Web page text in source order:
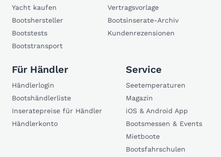
Yacht kaufen
Bootshersteller
Bootstests
Bootstransport
Vertragsvorlage
Bootsinserate-Archiv
Kundenrezensionen
Für Händler
Händlerlogin
Bootshändlerliste
Inseratepreise für Händler
Händlerkonto
Service
Seetemperaturen
Magazin
iOS & Android App
Bootsmessen & Events
Mietboote
Bootsfahrschulen